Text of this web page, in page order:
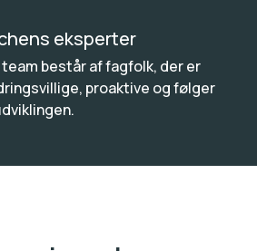
eksperter
består af fagfolk, der er
proaktive og følger